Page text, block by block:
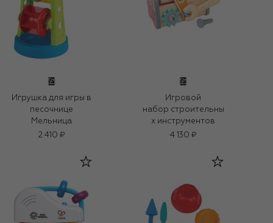
Игрушка для игры в
песочнице
Мельница
2 410 ₽
Игровой
набор строительны
х инструментов
4 130 ₽